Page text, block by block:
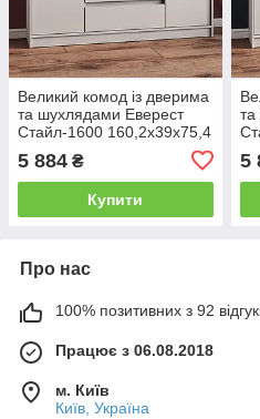
Великий комод із дверима
та шухлядами Еверест
Стайл-1600 160,2х39х75,4
см Кашемір/Бетон (DTM-
071159)
5 884 ₴
Купити
5
Про нас
100% позитивних з 92
Працює з 06.08.2018
м. Київ
Київ, Україна